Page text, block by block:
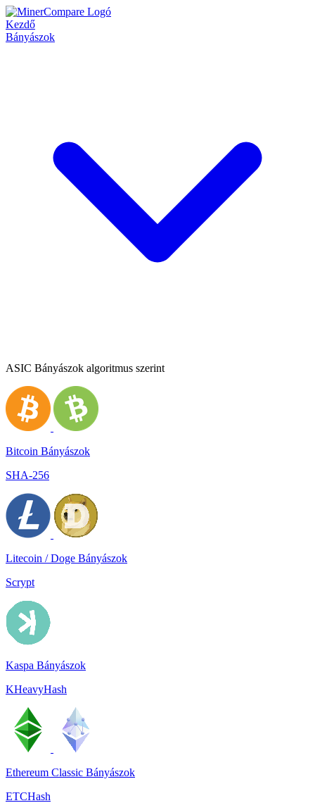
Kezdő
Bányászok
ASIC Bányászok algoritmus szerint
Bitcoin Bányászok
SHA-256
Litecoin / Doge Bányászok
Scrypt
Kaspa Bányászok
KHeavyHash
Ethereum Classic Bányászok
ETCHash